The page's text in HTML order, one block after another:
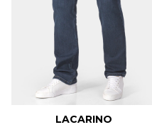
LACARINO